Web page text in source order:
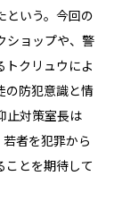
という。今回の
ショップや、警
トクリュウによ
の防犯意識と情
止対策室長は
若者を犯罪から
ことを期待して